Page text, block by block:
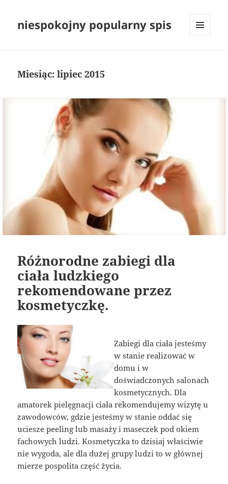
niespokojny popularny spis
Miesiąc:lipiec 2015
Różnorodne zabiegi dla
ciała ludzkiego
rekomendowane przez
kosmetyczkę.
Zabiegi dla ciała jesteśmy
w stanie realizować w
domu i w
doświadczonych salonach
kosmetycznych. Dla
amatorek pielęgnacji ciała rekomendujemy wizytę u
zawodowców, gdzie jesteśmy w stanie oddać się
uciesze peeling lub masaży i maseczek pod okiem
fachowych ludzi. Kosmetyczka to dzisiaj właściwie
nie wygoda, ale dla dużej grupy ludzi to w głównej
mierze pospolita część życia.